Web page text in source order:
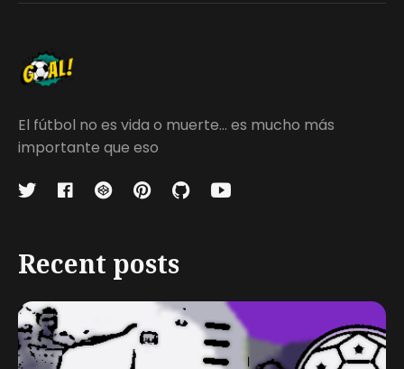
El fútbol no es vida o muerte... es mucho más
importante que eso
Recent posts